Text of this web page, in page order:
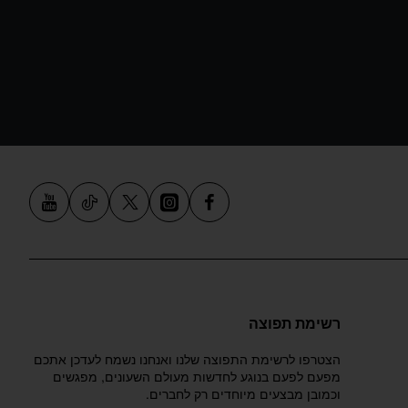
רשימת תפוצה
הצטרפו לרשימת התפוצה שלנו ואנחנו נשמח לעדכן אתכם
מפעם לפעם בנוגע לחדשות מעולם השעונים, מפגשים
וכמובן מבצעים מיוחדים רק לחברים.